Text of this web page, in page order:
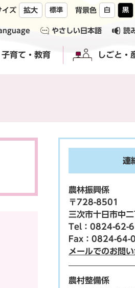
イズ 拡大 標準 背景色 白 黒
やさしい日本語 読
子育て・教育 しごと・
連
農林振興係
〒728-8501
三次市十日市中
Tel：0824-62-
Fax：0824-64-
メールでのお問
農村整備係